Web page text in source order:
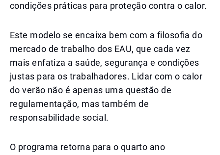
condições práticas para proteção contra o calor.
Este modelo se encaixa bem com a filosofia do
mercado de trabalho dos EAU, que cada vez
mais enfatiza a saúde, segurança e condições
justas para os trabalhadores. Lidar com o calor
do verão não é apenas uma questão de
regulamentação, mas também de
responsabilidade social.
O programa retorna para o quarto ano